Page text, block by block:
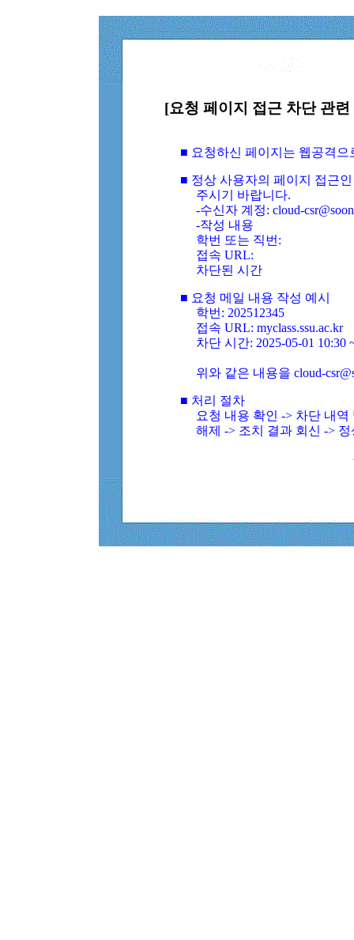
[요청 페이지 접근 차단 관
■ 요청하신 페이지는 웹공격
■ 정상 사용자의 페이지 접근
주시기 바랍니다.
-수신자 계정: cloud-
-작성 내용
학번 또는 직번:
접속 URL:
차단된 시간
■ 요청 메일 내용 작성 예시
학번: 202512345
접속 URL: myclass.ssu.ac.kr
차단 시간: 2025-05-01 10:30
위와 같은 내용을 cloud-
■ 처리 절차
요청 내용 확인 -> 차단 내
해제 -> 조치 결과 회신 ->